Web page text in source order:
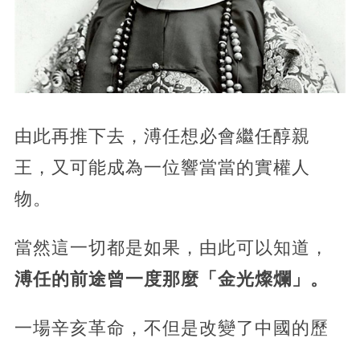
由此再推下去，溥任想必會繼任醇親
王，又可能成為一位響當當的實權人
物。
當然這一切都是如果，由此可以知道，
溥任的前途曾一度那麼「金光燦爛」。
一場辛亥革命，不但是改變了中國的歷